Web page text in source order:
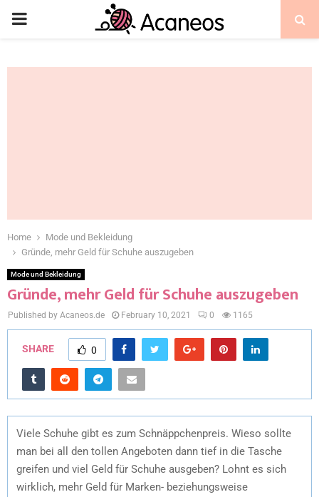
Home
Mode und Bekleidung
Gründe, mehr Geld für Schuhe auszugeben
Mode und Bekleidung
Gründe, mehr Geld für Schuhe auszugeben
Published by Acaneos.de February 10, 2021 0 1165
SHARE 0
Viele Schuhe gibt es zum Schnäppchenpreis. Wieso sollte
man bei all den tollen Angeboten dann tief in die Tasche
greifen und viel Geld für Schuhe ausgeben? Lohnt es sich
wirklich, mehr Geld für Marken- beziehungsweise